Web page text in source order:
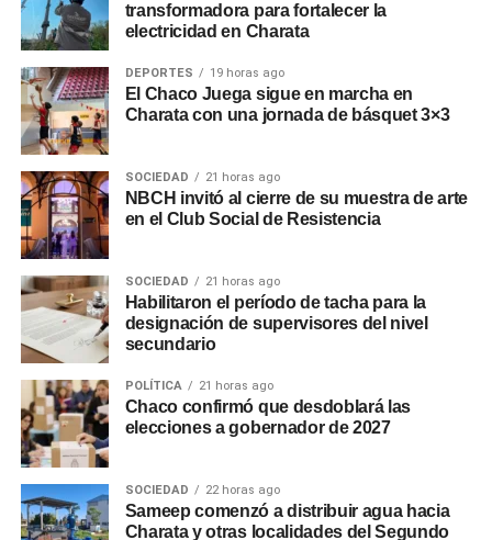
transformadora para fortalecer la
electricidad en Charata
DEPORTES 19 horas ago
El Chaco Juega sigue en marcha en
Charata con una jornada de básquet 3×3
SOCIEDAD 21 horas ago
NBCH invitó al cierre de su muestra de arte
en el Club Social de Resistencia
SOCIEDAD 21 horas ago
Habilitaron el período de tacha para la
designación de supervisores del nivel
secundario
POLÍTICA 21 horas ago
Chaco confirmó que desdoblará las
elecciones a gobernador de 2027
SOCIEDAD 22 horas ago
Sameep comenzó a distribuir agua hacia
Charata y otras localidades del Segundo